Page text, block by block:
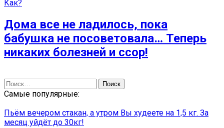
Как?
Дома все не ладилось, пока
бабушка не посоветовала… Теперь
никаких болезней и ссор!
Найти:
Самые популярные:
Пьём вечером стакан, а утром Вы худеете на 1,5 кг. За
месяц уйдёт до 30кг!